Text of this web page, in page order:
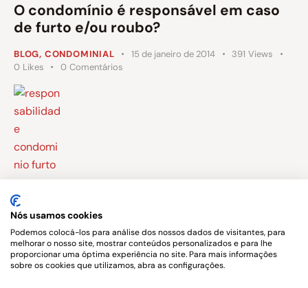
O condomínio é responsável em caso
de furto e/ou roubo?
BLOG, CONDOMINIAL 15 de janeiro de 2014 391 Views
0 Likes 0 Comentários
Como consequência da guerra cível que assola o Brasil
há anos (minha opinião), não há mais nenhum local
seguro para o cidadão de bem, seja na proteção do seu
patrimônio quanto da própria vida.
Nós usamos cookies
Podemos colocá-los para análise dos nossos dados de visitantes, para
melhorar o nosso site, mostrar conteúdos personalizados e para lhe
proporcionar uma óptima experiência no site. Para mais informações
sobre os cookies que utilizamos, abra as configurações.